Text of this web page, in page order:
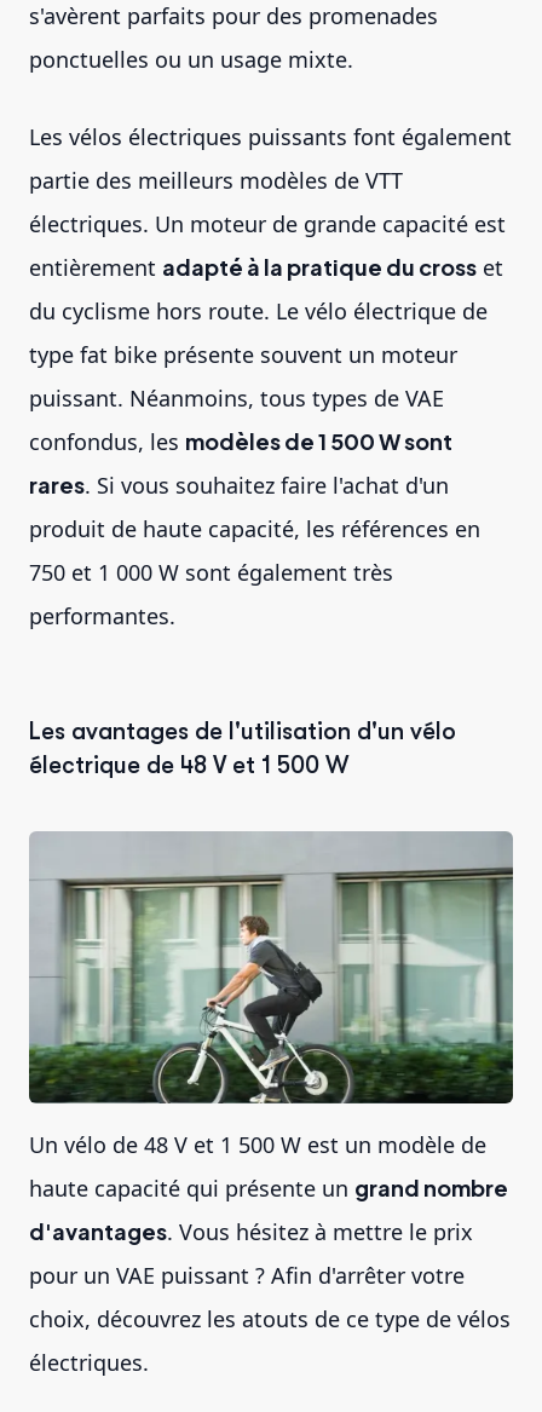
s'avèrent parfaits pour des promenades
ponctuelles ou un usage mixte.
Les vélos électriques puissants font également
partie des meilleurs modèles de VTT
électriques. Un moteur de grande capacité est
entièrement adapté à la pratique du cross et
du cyclisme hors route. Le vélo électrique de
type fat bike présente souvent un moteur
puissant. Néanmoins, tous types de VAE
confondus, les modèles de 1 500 W sont
rares. Si vous souhaitez faire l'achat d'un
produit de haute capacité, les références en
750 et 1 000 W sont également très
performantes.
Les avantages de l'utilisation d'un vélo
électrique de 48 V et 1 500 W
Un vélo de 48 V et 1 500 W est un modèle de
haute capacité qui présente un grand nombre
d'avantages. Vous hésitez à mettre le prix
pour un VAE puissant ? Afin d'arrêter votre
choix, découvrez les atouts de ce type de vélos
électriques.